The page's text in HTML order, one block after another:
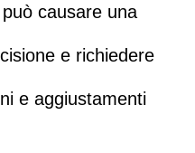
causare una
e richiedere
e aggiustamenti